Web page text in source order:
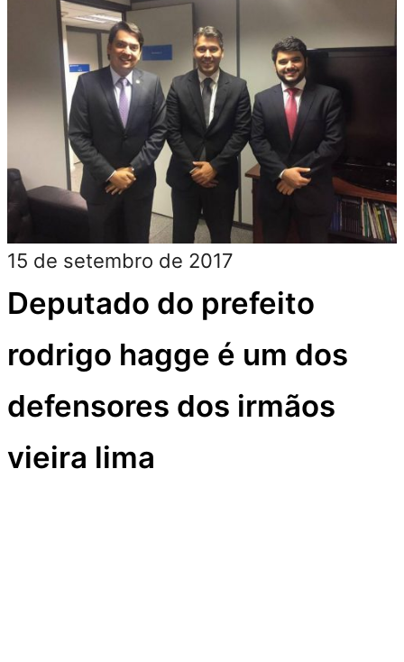
15 de setembro de 2017
Deputado do prefeito
rodrigo hagge é um dos
defensores dos irmãos
vieira lima